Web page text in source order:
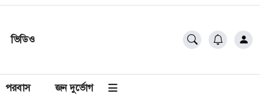
ভিডিও
পরবাস জন দুর্ভোগ